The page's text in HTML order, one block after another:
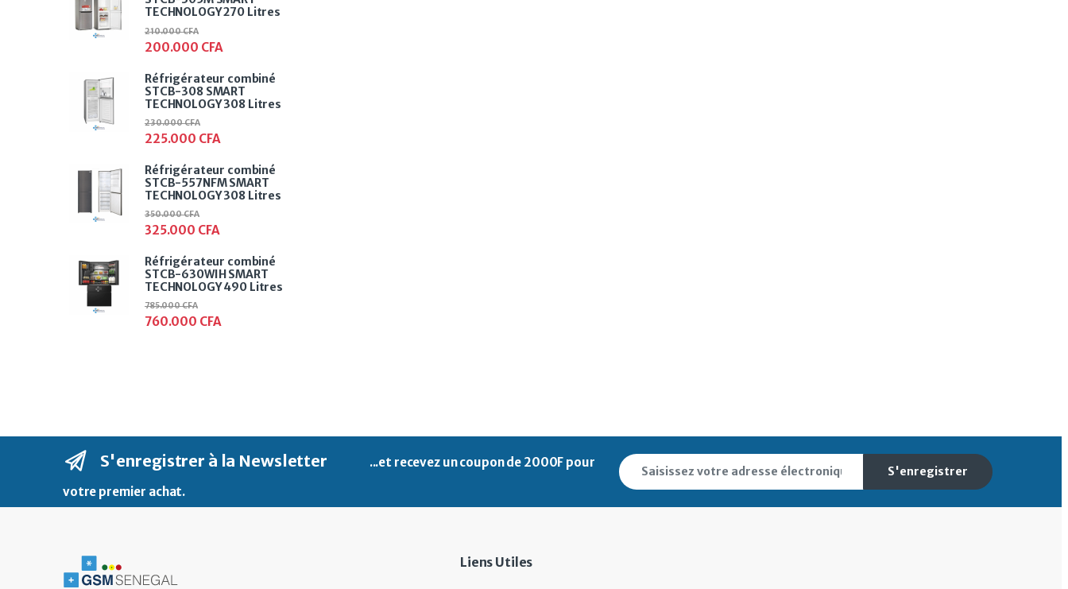
TECHNOLOGY 270 Litres
200.000 CFA
210.000CFA
Réfrigérateur combiné
STCB-308 SMART
TECHNOLOGY 308 Litres
225.000 CFA
230.000CFA
Réfrigérateur combiné
STCB-557NFM SMART
TECHNOLOGY 308 Litres
325.000 CFA
350.000CFA
Réfrigérateur combiné
STCB-630WIH SMART
TECHNOLOGY 490 Litres
760.000 CFA
785.000CFA
S'enregistrer à la Newsletter ...et recevez uncoupon de 2000F pour
votre premier achat.
S'enregistrer
Liens Utiles